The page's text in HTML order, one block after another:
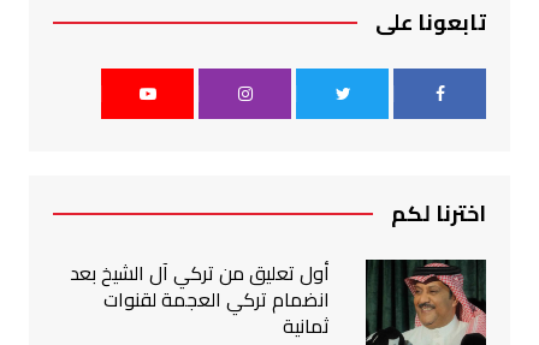
تابعونا على
اخترنا لكم
أول تعليق من تركي آل الشيخ بعد
انضمام تركي العجمة لقنوات
ثمانية